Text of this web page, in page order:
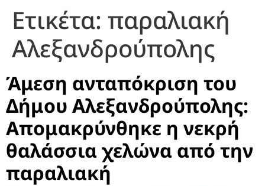
Ετικέτα: παραλιακή
Αλεξανδρούπολης
Άμεση ανταπόκριση του
Δήμου Αλεξανδρούπολης:
Απομακρύνθηκε η νεκρή
θαλάσσια χελώνα από την
παραλιακή